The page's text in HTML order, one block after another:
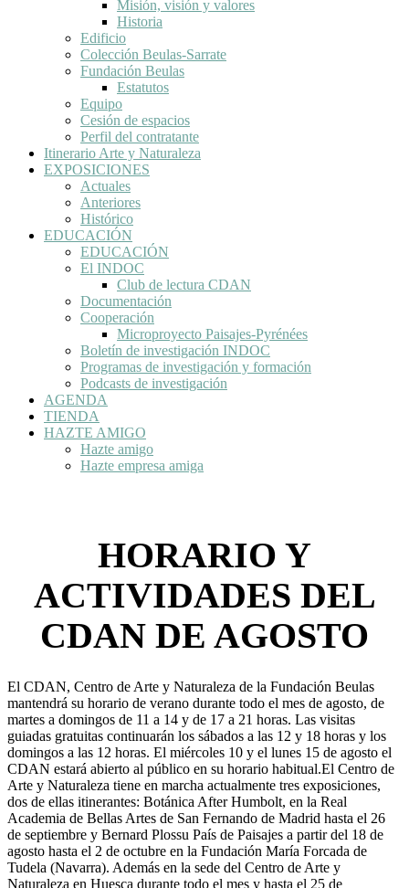
Misión, visión y valores
Historia
Edificio
Colección Beulas-Sarrate
Fundación Beulas
Estatutos
Equipo
Cesión de espacios
Perfil del contratante
Itinerario Arte y Naturaleza
EXPOSICIONES
Actuales
Anteriores
Histórico
EDUCACIÓN
EDUCACIÓN
El INDOC
Club de lectura CDAN
Documentación
Cooperación
Microproyecto Paisajes-Pyrénées
Boletín de investigación INDOC
Programas de investigación y formación
Podcasts de investigación
AGENDA
TIENDA
HAZTE AMIGO
Hazte amigo
Hazte empresa amiga
HORARIO Y
ACTIVIDADES DEL
CDAN DE AGOSTO
El CDAN, Centro de Arte y Naturaleza de la Fundación Beulas
mantendrá su horario de verano durante todo el mes de agosto, de
martes a domingos de 11 a 14 y de 17 a 21 horas. Las visitas
guiadas gratuitas continuarán los sábados a las 12 y 18 horas y los
domingos a las 12 horas. El miércoles 10 y el lunes 15 de agosto el
CDAN estará abierto al público en su horario habitual.El Centro de
Arte y Naturaleza tiene en marcha actualmente tres exposiciones,
dos de ellas itinerantes: Botánica After Humbolt, en la Real
Academia de Bellas Artes de San Fernando de Madrid hasta el 26
de septiembre y Bernard Plossu País de Paisajes a partir del 18 de
agosto hasta el 2 de octubre en la Fundación María Forcada de
Tudela (Navarra). Además en la sede del Centro de Arte y
Naturaleza en Huesca durante todo el mes y hasta el 25 de